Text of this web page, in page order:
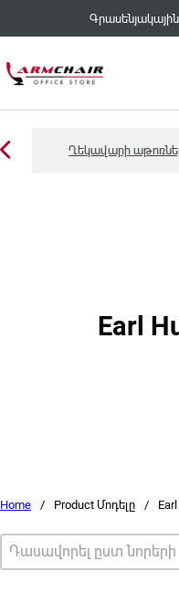
Ղեկավարի
Earl
Home / Product Մոդելը /
Sort by
Sort content